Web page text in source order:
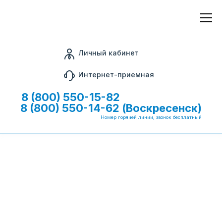
Личный кабинет
Интернет-приемная
8 (800) 550-15-82
8 (800) 550-14-62 (Воскресенск)
Номер горячей линии, звонок бесплатный